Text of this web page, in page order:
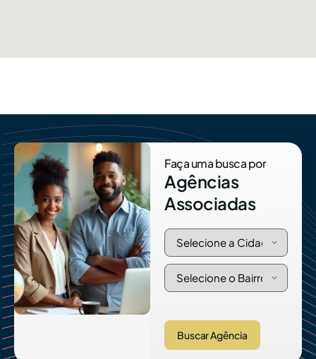
Faça uma busca por
Agências
Associadas
Buscar Agência